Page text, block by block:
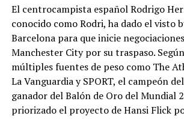
pic.twitter.com/
— Inter Miami CF
(@InterMiamiCF)
August 6, 2026
El centrocampista español Rodrigo
conocido como Rodri, ha dado el visto
Barcelona para que inicie
Manchester City por su traspaso.
múltiples fuentes de peso como The
La Vanguardia y SPORT, el campeón
ganador del Balón de Oro del Mundial
priorizado el proyecto de Hansi Flick